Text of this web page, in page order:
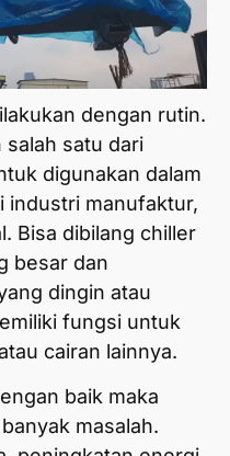
dengan rutin.
salah satu dari
digunakan dalam
industri manufaktur,
Bisa dibilang chiller
besar dan
dingin atau
fungsi untuk
cairan lainnya.
baik maka
masalah.